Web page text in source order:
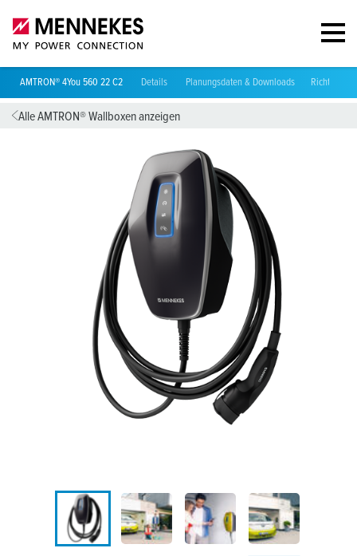
AMTRON® 4You 560 22 C2 Details Planungsdaten & Downloads Richtlinien
Alle AMTRON® Wallboxen anzeigen